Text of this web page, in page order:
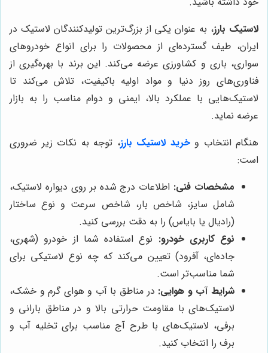
لاستیک بارز، به عنوان یکی از بزرگ‌ترین تولیدکنندگان لاستیک در
ایران، طیف گسترده‌ای از محصولات را برای انواع خودروهای
سواری، باری و کشاورزی عرضه می‌کند. این برند با بهره‌گیری از
فناوری‌های روز دنیا و مواد اولیه باکیفیت، تلاش می‌کند تا
لاستیک‌هایی با عملکرد بالا، ایمنی و دوام مناسب را به بازار
عرضه نماید.
هنگام انتخاب وخرید لاستیک بارز، توجه به نکات زیر ضروری
است:
مشخصات فنی: اطلاعات درج شده بر روی دیواره لاستیک،
شامل سایز، شاخص بار، شاخص سرعت و نوع ساختار
(رادیال یا بایاس) را به دقت بررسی کنید.
نوع کاربری خودرو: نوع استفاده شما از خودرو (شهری،
جاده‌ای، آفرود) تعیین می‌کند که چه نوع لاستیکی برای
شما مناسب‌تر است.
شرایط آب و هوایی: در مناطق با آب و هوای گرم و خشک،
لاستیک‌های با مقاومت حرارتی بالا و در مناطق بارانی و
برفی، لاستیک‌های با طرح آج مناسب برای تخلیه آب و
برف را انتخاب کنید.